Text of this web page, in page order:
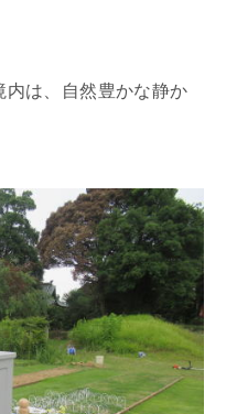
は、自然豊かな静か